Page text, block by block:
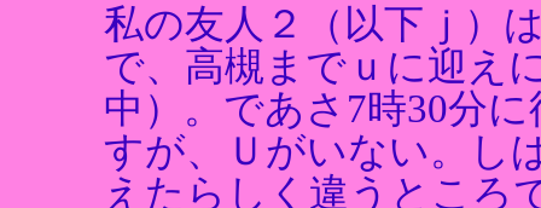
私の友人２（以下ｊ）
で、高槻までｕに迎え
中）。であさ7時30分
すが、Ｕがいない。し
えたらしく違うところ